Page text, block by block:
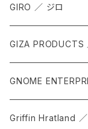
GIRO ／ ジロ
GIZA PRODUCTS
GNOME
Griffin Hratland ／